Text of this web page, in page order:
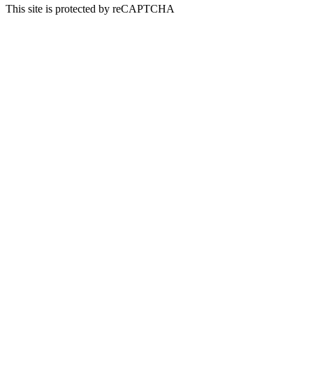
This site is protected by reCAPTCHA